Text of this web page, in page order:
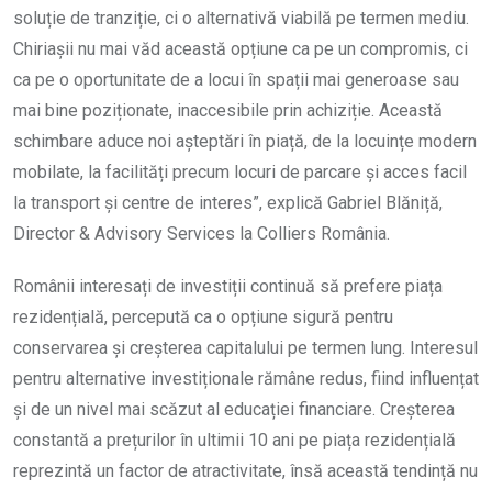
soluție de tranziție, ci o alternativă viabilă pe termen mediu.
Chiriașii nu mai văd această opțiune ca pe un compromis, ci
ca pe o oportunitate de a locui în spații mai generoase sau
mai bine poziționate, inaccesibile prin achiziție. Această
schimbare aduce noi așteptări în piață, de la locuințe modern
mobilate, la facilități precum locuri de parcare și acces facil
la transport și centre de interes”, explică Gabriel Blăniță,
Director & Advisory Services la Colliers România.
Românii interesați de investiții continuă să prefere piața
rezidențială, percepută ca o opțiune sigură pentru
conservarea și creșterea capitalului pe termen lung. Interesul
pentru alternative investiționale rămâne redus, fiind influențat
și de un nivel mai scăzut al educației financiare. Creșterea
constantă a prețurilor în ultimii 10 ani pe piața rezidențială
reprezintă un factor de atractivitate, însă această tendință nu